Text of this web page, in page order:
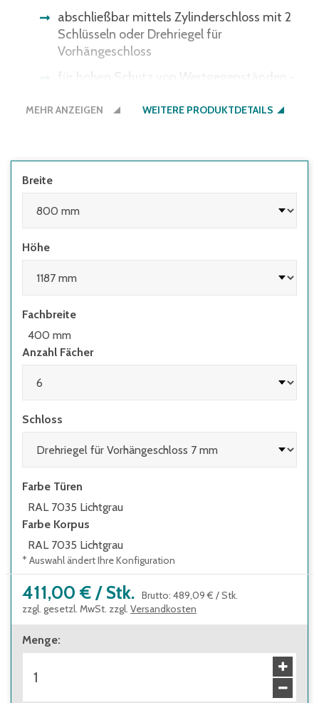
abschließbar mittels Zylinderschloss mit 2
Schlüsseln oder Drehriegel für
Vorhängeschloss
für hohen Schutz von Wertgegenständen -
individueller Aufteilung
MEHR ANZEIGEN WEITERE PRODUKTDETAILS
Breite
Höhe
Fachbreite
400 mm
Anzahl Fächer
Schloss
Farbe Türen
RAL 7035 Lichtgrau
Farbe Korpus
RAL 7035 Lichtgrau
* Auswahl ändert Ihre Konfiguration
411,00 € / Stk. Brutto: 489,09 € /Stk.
zzgl. gesetzl. MwSt. zzgl. Versandkosten
Menge: